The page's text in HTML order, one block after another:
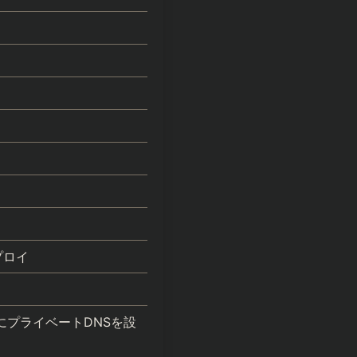
イ
ライベートDNSを設